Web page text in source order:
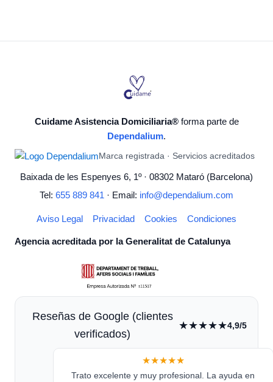
Cuidame Asistencia Domiciliaria®forma parte de
Dependalium.
Marca registrada · Servicios acreditados
Baixada de les Espenyes 6, 1º · 08302 Mataró (Barcelona)
Tel: 655 889 841 · Email: info@dependalium.com
Aviso Legal Privacidad Cookies Condiciones
Agencia acreditada por la Generalitat de Catalunya
Reseñas de Google (clientes
verificados)
★★★★★4,9/5
★★★★★
Trato excelente y muy profesional. La ayuda en